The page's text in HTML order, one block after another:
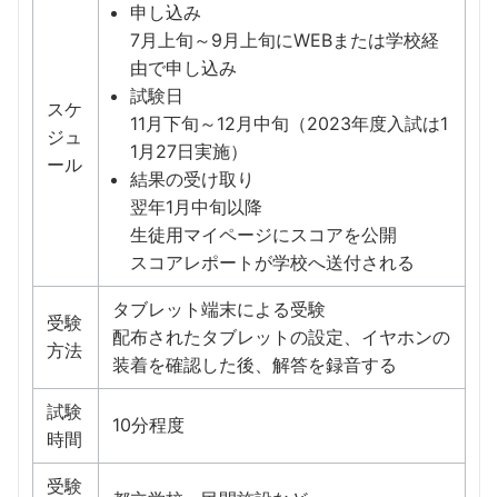
スケ
ジュ
ール
申し込み
7月上旬～9月上旬にWEBまたは学校経
由で申し込み
試験日
11月下旬～12月中旬（2023年度入試は1
1月27日実施）
結果の受け取り
翌年1月中旬以降
生徒用マイページにスコアを公開
スコアレポートが学校へ送付される
受験
方法
タブレット端末による受験
配布されたタブレットの設定、イヤホンの
装着を確認した後、解答を録音する
試験
時間
10分程度
受験